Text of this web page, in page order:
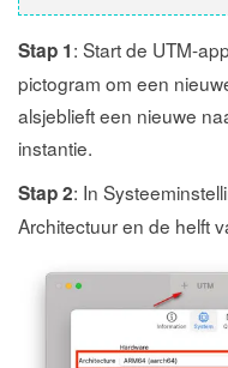
Stap 1: Start de UTM-
pictogram om een
alsjeblieft een nieuwe
instantie.
Stap 2: In
Architectuur en de helft